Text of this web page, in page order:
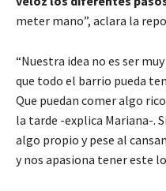
meter mano”, aclara la
“Nuestra idea no es ser
que todo el barrio pueda
Que puedan comer algo
la tarde -explica Mariana-.
algo propio y pese al
y nos apasiona tener este